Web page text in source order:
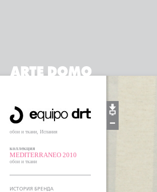
обои и ткани, Испания
коллекция
MEDITERRANEO 2010
обои и ткани
ИСТОРИЯ БРЕНДА